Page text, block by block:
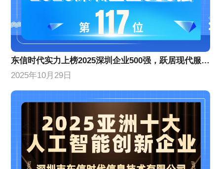
​东信时代实力上榜2025深圳企业500强，跃居现代服务业企业百强前列​​
2025年10月29日